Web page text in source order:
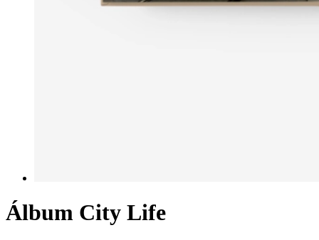
Álbum City Life